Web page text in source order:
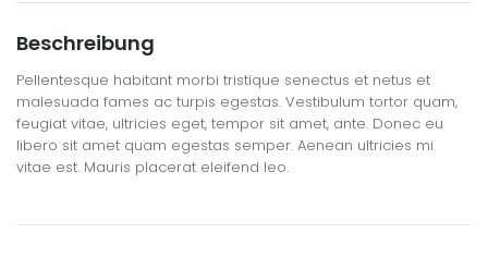
Beschreibung
Pellentesque habitant morbi tristique senectus et netus et
malesuada fames ac turpis egestas. Vestibulum tortor quam,
feugiat vitae, ultricies eget, tempor sit amet, ante. Donec eu
libero sit amet quam egestas semper. Aenean ultricies mi
vitae est. Mauris placerat eleifend leo.